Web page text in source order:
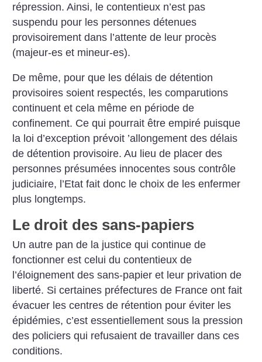
répression. Ainsi, le contentieux n’est pas
suspendu pour les personnes détenues
provisoirement dans l’attente de leur procès
(majeur-es et mineur-es).
De même, pour que les délais de détention
provisoires soient respectés, les comparutions
continuent et cela même en période de
confinement. Ce qui pourrait être empiré puisque
la loi d’exception prévoit ’allongement des délais
de détention provisoire. Au lieu de placer des
personnes présumées innocentes sous contrôle
judiciaire, l’Etat fait donc le choix de les enfermer
plus longtemps.
Le droit des sans-papiers
Un autre pan de la justice qui continue de
fonctionner est celui du contentieux de
l’éloignement des sans-papier et leur privation de
liberté. Si certaines préfectures de France ont fait
évacuer les centres de rétention pour éviter les
épidémies, c’est essentiellement sous la pression
des policiers qui refusaient de travailler dans ces
conditions.